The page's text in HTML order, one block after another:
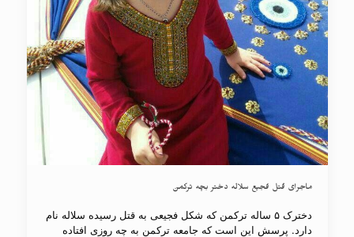
ماجرای قتل فجیع سلاله دختر بچه ترکمن
دخترک ۵ ساله ترکمن که شکل فجیعی به قتل رسیده سلاله نام
دارد. پرسش این است که جامعه ترکمن به چه روزی افتاده